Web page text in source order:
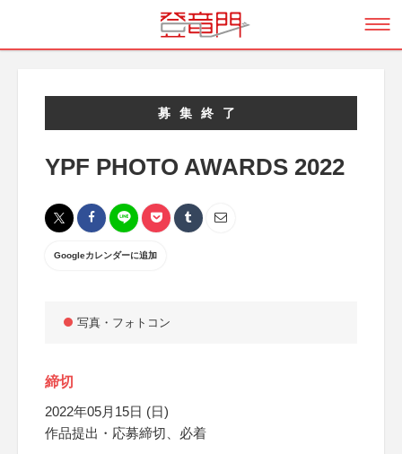
募集終了
YPF PHOTO AWARDS 2022
Googleカレンダーに追加
写真・フォトコン
締切
2022年05月15日 (日)
作品提出・応募締切、必着